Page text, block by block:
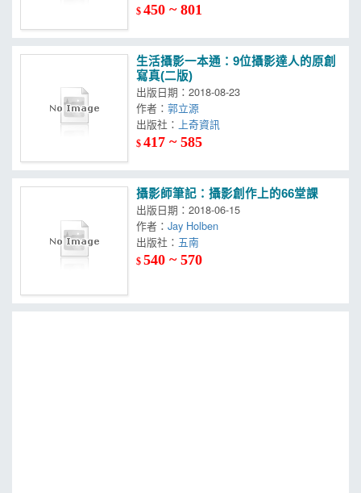
$450 ~ 801
生活攝影一本通：9位攝影達人的原創
寫真(二版)
出版日期：2018-08-23
作者：郭立源
出版社：
$417 ~ 585
攝影師筆記：攝影創作上的66堂課
出版日期：2018-06-15
作者：Jay Holben
出版社：
$540 ~ 570